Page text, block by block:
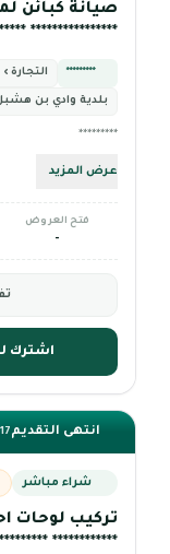
صيانة كبائن
******
********* التجارة
بلدية وادي بن
*********
عرض المزيد
فتح العروض
-
اشترك
انتهى التقديم
شراء مباشر
تركيب لوحات
**** **